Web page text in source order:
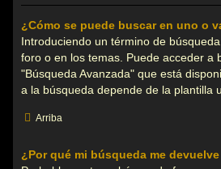
¿Cómo se puede buscar en uno o
Introduciendo un término de
foro o en los temas. Puede acceder a
"Búsqueda Avanzada" que está
a la búsqueda depende de la plantilla
Arriba
¿Por qué mi búsqueda me